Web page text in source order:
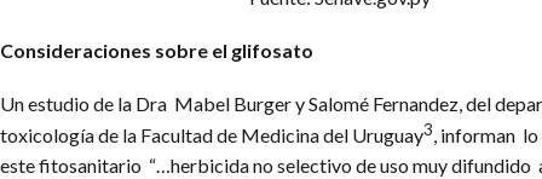
Consideraciones sobre el glifosato
Un estudio de la Dra Mabel Burger y Salomé Fernandez, del
toxicología de la Facultad de Medicina del Uruguay3, informan
este fitosanitario “…herbicida no selectivo de uso muy difundido